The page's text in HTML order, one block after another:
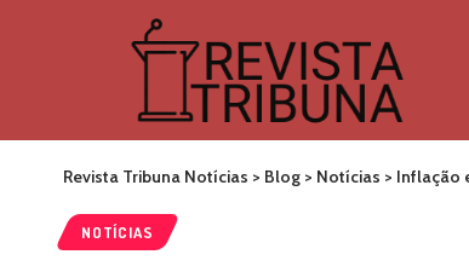
Revista Tribuna Notícias > Blog > Notícias > Inflação
NOTÍCIAS